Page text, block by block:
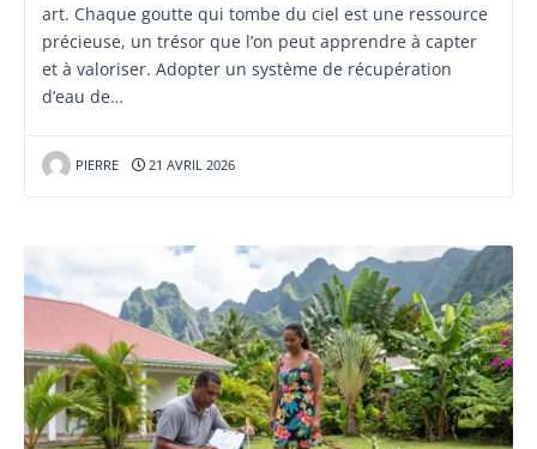
art. Chaque goutte qui tombe du ciel est une ressource
précieuse, un trésor que l’on peut apprendre à capter
et à valoriser. Adopter un système de récupération
d’eau de…
PIERRE 21 AVRIL 2026